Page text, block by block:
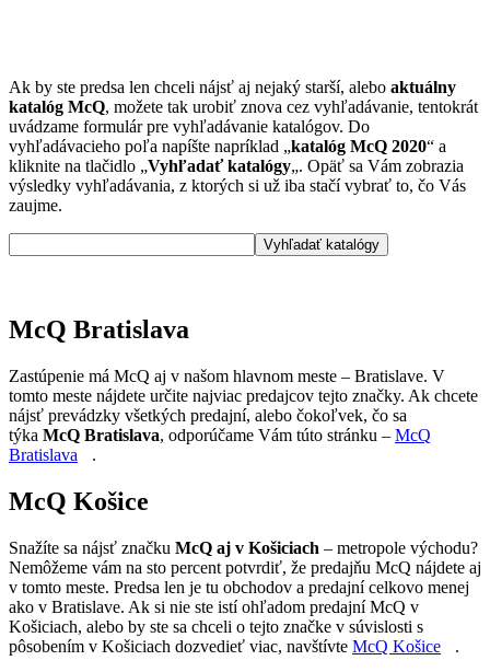
Ak by ste predsa len chceli nájsť aj nejaký starší, alebo aktuálny
katalóg McQ, možete tak urobiť znova cez vyhľadávanie, tentokrát
uvádzame formulár pre vyhľadávanie katalógov. Do
vyhľadávacieho poľa napíšte napríklad „katalóg McQ 2020“ a
kliknite na tlačidlo „Vyhľadať katalógy„. Opäť sa Vám zobrazia
výsledky vyhľadávania, z ktorých si už iba stačí vybrať to, čo Vás
zaujme.
McQ Bratislava
Zastúpenie má McQ aj v našom hlavnom meste – Bratislave. V
tomto meste nájdete určite najviac predajcov tejto značky. Ak chcete
nájsť prevádzky všetkých predajní, alebo čokoľvek, čo sa
týka McQ Bratislava, odporúčame Vám túto stránku – McQ
Bratislava
.
McQ Košice
Snažíte sa nájsť značku McQ aj v Košiciach – metropole východu?
Nemôžeme vám na sto percent potvrdiť, že predajňu McQ nájdete aj
v tomto meste. Predsa len je tu obchodov a predajní celkovo menej
ako v Bratislave. Ak si nie ste istí ohľadom predajní McQ v
Košiciach, alebo by ste sa chceli o tejto značke v súvislosti s
pôsobením v Košiciach dozvedieť viac, navštívte McQ Košice .